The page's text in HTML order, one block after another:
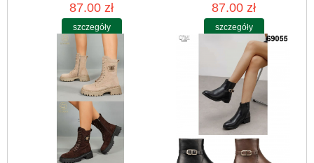
87.00 zł
szczegóły
87.00 zł
szczegóły